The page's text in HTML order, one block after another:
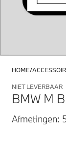
HOME
NIET LEVERBAAR
BMW M
Afmetingen: